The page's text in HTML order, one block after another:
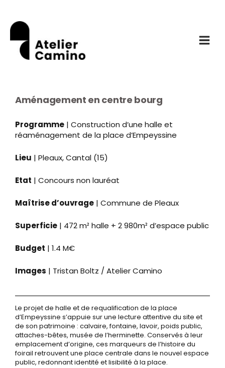
contenu
Aménagement en centre bourg
Programme | Construction d’une halle et
réaménagement de la place d’Empeyssine
Lieu | Pleaux, Cantal (15)
Etat | Concours non lauréat
Maîtrise d’ouvrage | Commune de Pleaux
Superficie | 472 m² halle + 2 980m² d’espace public
Budget | 1.4 M€
Images | Tristan Boltz / Atelier Camino
Le projet de halle et de requalification de la place
d’Empeyssine s’appuie sur une lecture attentive du site et
de son patrimoine : calvaire, fontaine, lavoir, poids public,
attaches-bêtes, musée de l’herminette. Conservés à leur
emplacement d’origine, ces marqueurs de l’histoire du
foirail retrouvent une place centrale dans le nouvel espace
public, redonnant identité et lisibilité à la place.
l’article